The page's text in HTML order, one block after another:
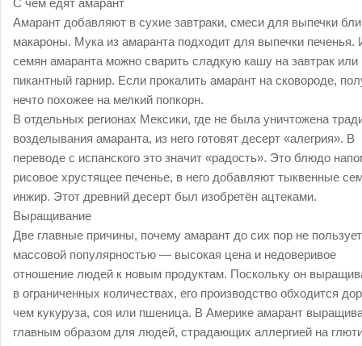
С чем едят амарант
Амарант добавляют в сухие завтраки, смеси для выпечки
макароны. Мука из амаранта подходит для выпечки печенья.
семян амаранта можно сварить сладкую кашу на завтрак или
пикантный гарнир. Если прокалить амарант на сковороде,
нечто похожее на мелкий попкорн.
В отдельных регионах Мексики, где не была уничтожена
возделывания амаранта, из него готовят десерт «алегрия». В
переводе с испанского это значит «радость». Это блюдо
рисовое хрустящее печенье, в него добавляют тыквенные
инжир. Этот древний десерт был изобретён ацтеками.
Выращивание
Две главные причины, почему амарант до сих пор не
массовой популярностью ― высокая цена и недоверивое
отношение людей к новым продуктам. Поскольку он
в ограниченных количествах, его производство обходится
чем кукуруза, соя или пшеница. В Америке амарант
главным образом для людей, страдающих аллергией на